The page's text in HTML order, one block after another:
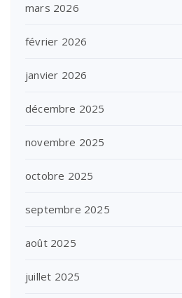
mars 2026
février 2026
janvier 2026
décembre 2025
novembre 2025
octobre 2025
septembre 2025
août 2025
juillet 2025